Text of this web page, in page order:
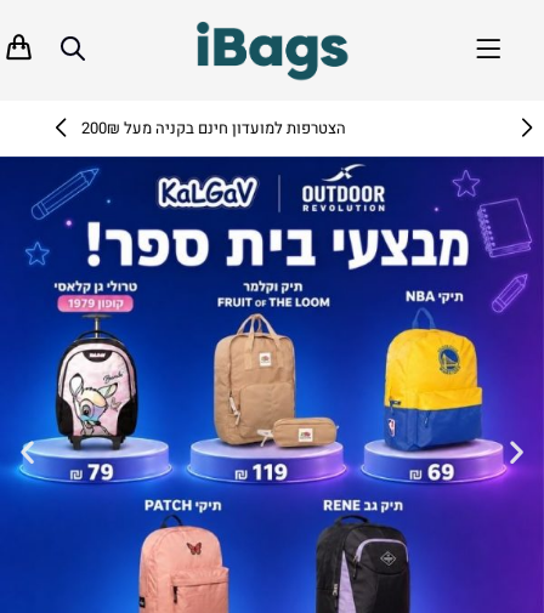
הצטרפות למועדון חינם בקניה מעל 200₪